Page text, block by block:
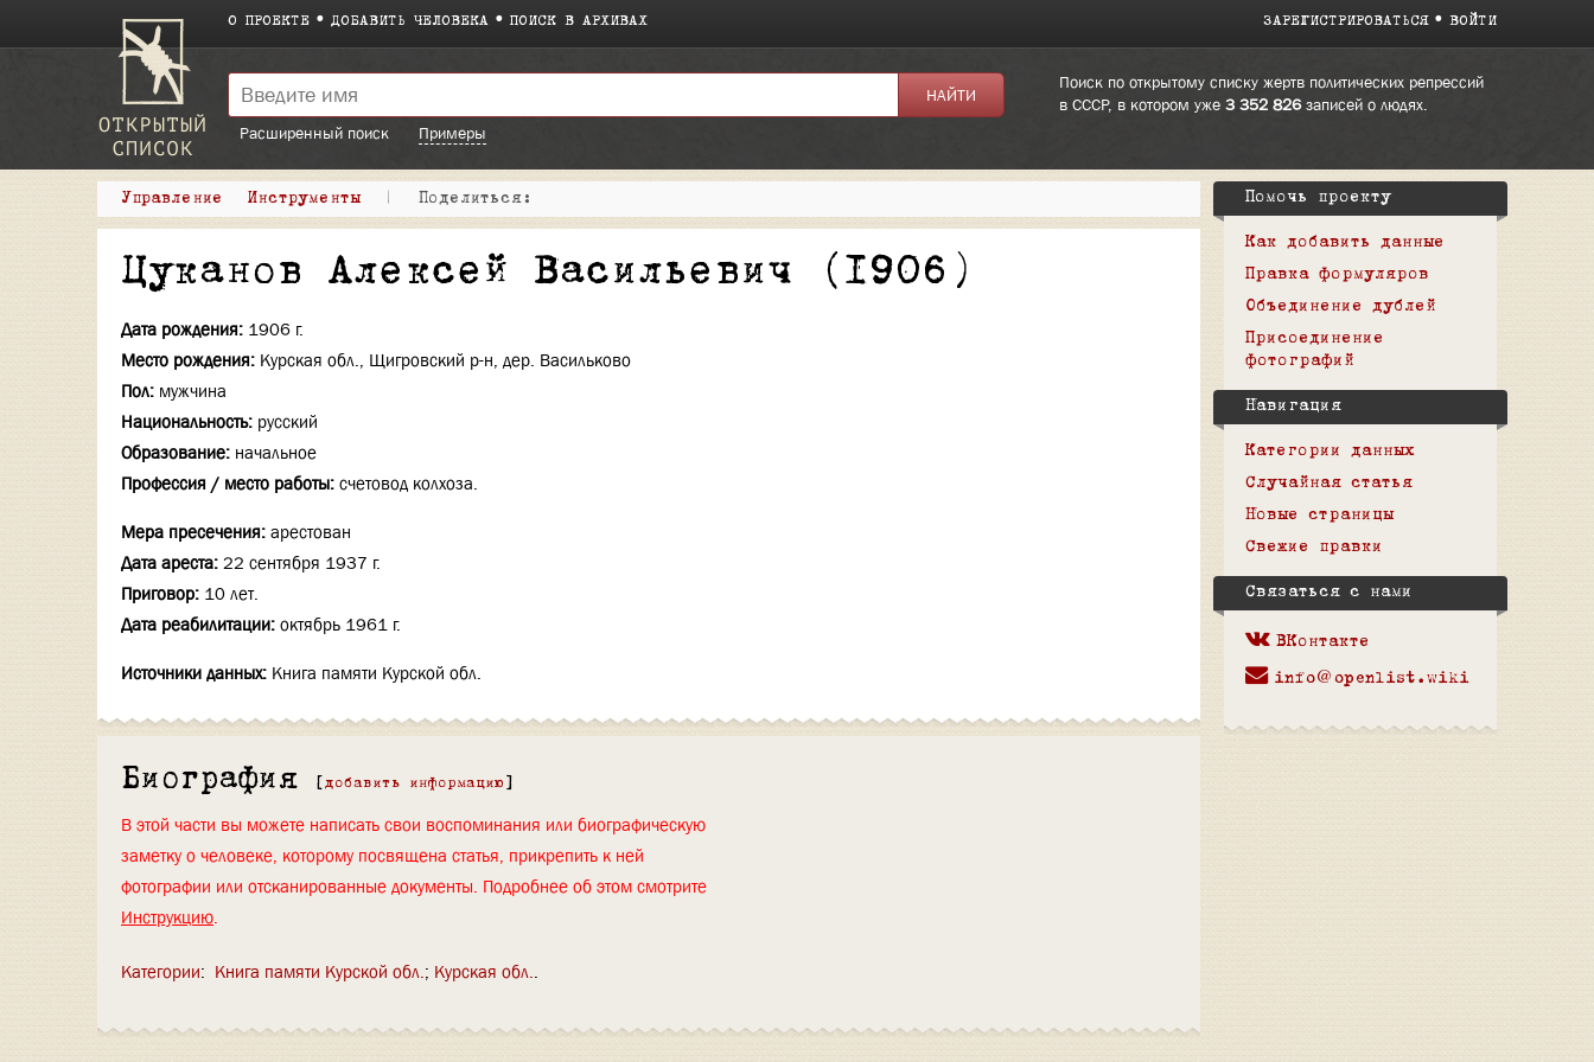
О ПРОЕКТЕ ДОБАВИТЬ ЧЕЛОВЕКА ПОИСК В АРХИВАХ ЗАРЕГИСТРИРОВАТЬСЯ ВОЙТИ
Поиск по открытому списку жертв политических репрессий
в СССР, в котором уже 3 352 826записей о людях.
Расширенный поиск
Примеры
Управление Инструменты | Поделиться:
Цуканов Алексей Васильевич (1906)
Дата рождения: 1906 г.
Место рождения: Курская обл., Щигровский р-н, дер. Васильково
Пол: мужчина
Национальность: русский
Образование: начальное
Профессия / место работы: счетовод колхоза.
Мера пресечения: арестован
Дата ареста: 22 сентября 1937 г.
Приговор: 10 лет.
Дата реабилитации: октябрь 1961 г.
Источники данных: Книга памяти Курской обл.
Биография [ добавить информацию ]
В этой части вы можете написать свои воспоминания или биографическую
заметку о человеке, которому посвящена статья, прикрепить к ней
фотографии или отсканированные документы. Подробнее об этом смотрите
Инструкцию.
Категории: Книга памяти Курской обл. Курская обл.
Помочь проекту
Как добавить данные
Правка формуляров
Объединение дублей
Присоединение
фотографий
Навигация
Категории данных
Случайная статья
Новые страницы
Свежие правки
Связаться с нами
ВКонтакте
info@openlist.wiki